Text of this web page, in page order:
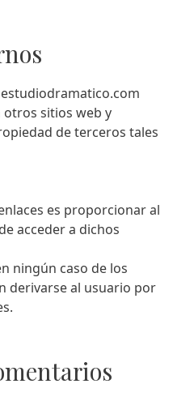
sitios web y
de terceros tales
es proporcionar al
acceder a dichos
ningún caso de los
derivarse al usuario por